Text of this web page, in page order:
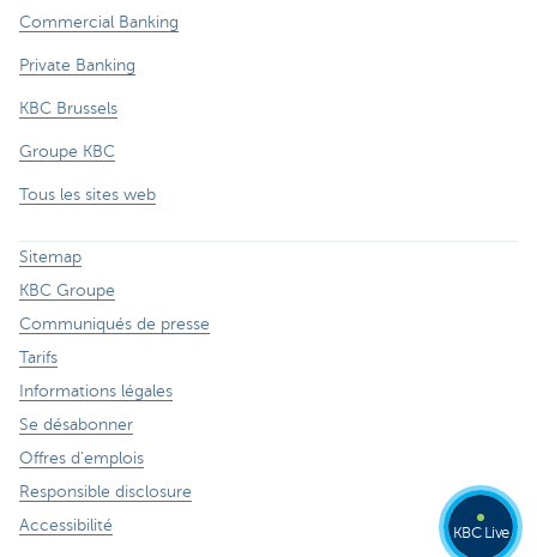
Commercial Banking
Private Banking
KBC Brussels
Groupe KBC
Tous les sites web
Sitemap
KBC Groupe
Communiqués de presse
Tarifs
Informations légales
Se désabonner
Offres d'emplois
Responsible disclosure
Accessibilité
KBC Live